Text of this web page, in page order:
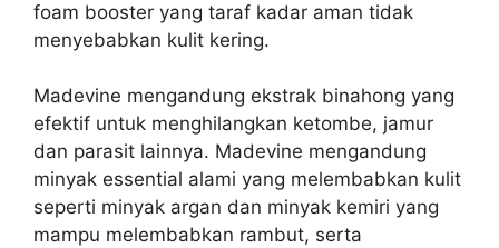
foam booster yang taraf kadar aman tidak
menyebabkan kulit kering.
Madevine mengandung ekstrak binahong yang
efektif untuk menghilangkan ketombe, jamur
dan parasit lainnya. Madevine mengandung
minyak essential alami yang melembabkan kulit
seperti minyak argan dan minyak kemiri yang
mampu melembabkan rambut, serta